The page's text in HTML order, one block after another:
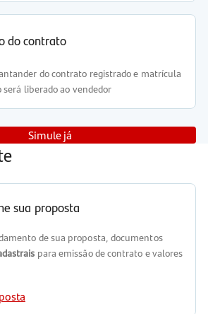
do contrato
do contrato registrado e matrícula
liberado ao vendedor
Simule já
sua proposta
de sua proposta, documentos
para emissão de contrato e valores